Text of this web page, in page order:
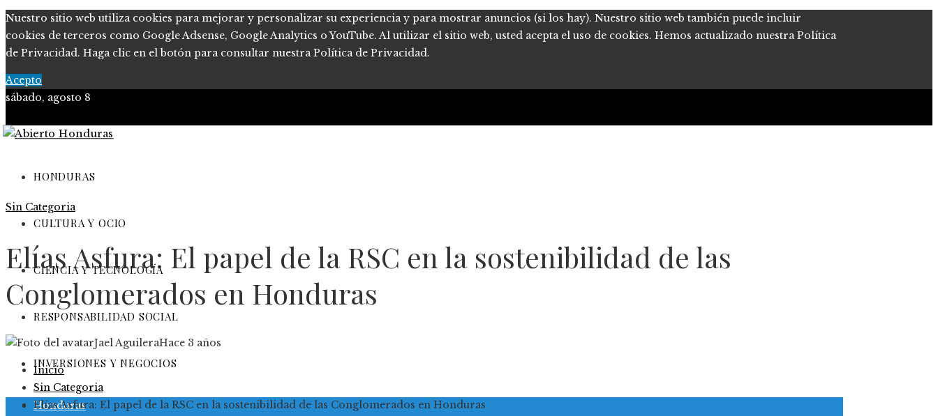
Nuestro sitio web utiliza cookies para mejorar y personalizar su experiencia y para mostrar anuncios (si los hay). Nuestro sitio web también puede incluir
cookies de terceros como Google Adsense, Google Analytics o YouTube. Al utilizar el sitio web, usted acepta el uso de cookies. Hemos actualizado nuestra Política
de Privacidad. Haga clic en el botón para consultar nuestra Política de Privacidad.
Acepto
sábado, agosto 8
Política de Privacidad
Marco Legal del Sitio
Quiénes somos
Contacto
HONDURAS
CULTURA Y OCIO
CIENCIA Y TECNOLOGÍA
RESPONSABILIDAD SOCIAL
INVERSIONES Y NEGOCIOS
Honduras
Sin Categoria
Elías Asfura: El papel de la RSC en la sostenibilidad de las
Conglomerados en Honduras
Jael AguileraHace 3 años
Inicio
Sin Categoria
Elías Asfura: El papel de la RSC en la sostenibilidad de las Conglomerados en Honduras